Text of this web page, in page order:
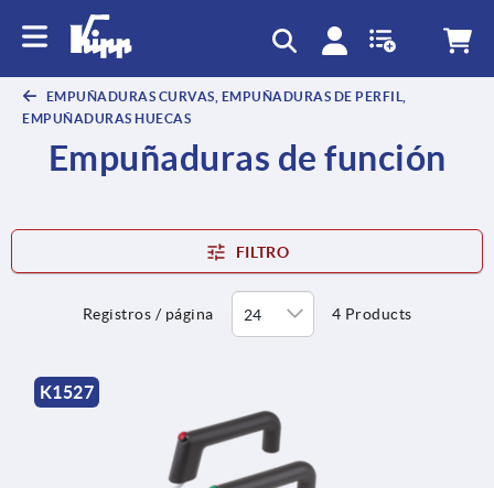
EMPUÑADURAS CURVAS, EMPUÑADURAS DE PERFIL,
EMPUÑADURAS HUECAS
Empuñaduras de función
FILTRO
Registros / página 4 Products
K1527